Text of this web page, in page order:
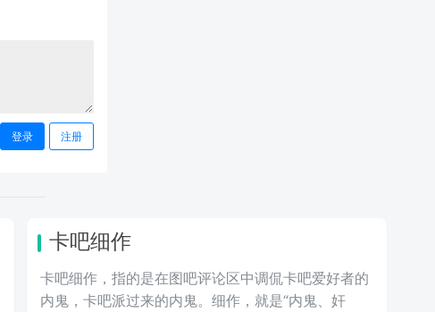
登录 注册
卡吧细作
卡吧细作，指的是在图吧评论区中调侃卡吧爱好者的
内鬼，卡吧派过来的内鬼。细作，就是“内鬼、奸